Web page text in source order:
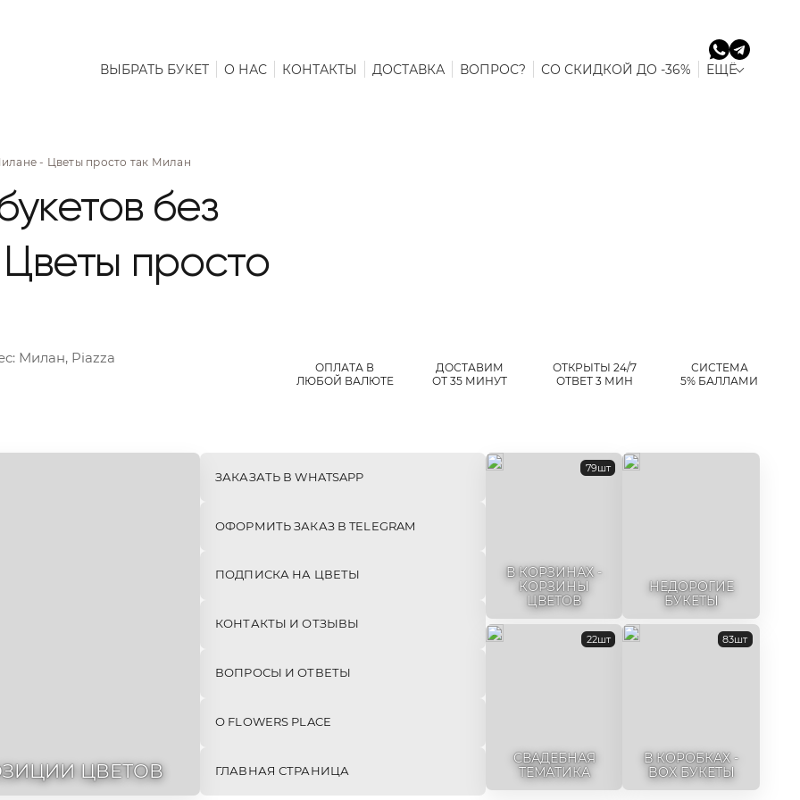
ВЫБРАТЬ БУКЕТ О НАС КОНТАКТЫ ДОСТАВКА ВОПРОС? СО СКИДКОЙ ДО -36% ЕЩЁ
- Цветы просто так Милан
без
просто
Милан, Piazza
ОПЛАТА В
ЛЮБОЙ ВАЛЮТЕ
ДОСТАВИМ
ОТ 35 МИНУТ
ОТКРЫТЫ 24/7
ОТВЕТ 3 МИН
СИСТЕМА
5% БАЛЛАМИ
ЦВЕТОВ
ЗАКАЗАТЬ В WHATSAPP
ОФОРМИТЬ ЗАКАЗ В TELEGRAM
ПОДПИСКА НА ЦВЕТЫ
КОНТАКТЫ И ОТЗЫВЫ
ВОПРОСЫ И ОТВЕТЫ
О FLOWERS PLACE
ГЛАВНАЯ СТРАНИЦА
79шт
В КОРЗИНАХ -
КОРЗИНЫ
ЦВЕТОВ
НЕДОРОГИЕ
БУКЕТЫ
22шт
СВАДЕБНАЯ
ТЕМАТИКА
83шт
В КОРОБКАХ -
BOX БУКЕТЫ